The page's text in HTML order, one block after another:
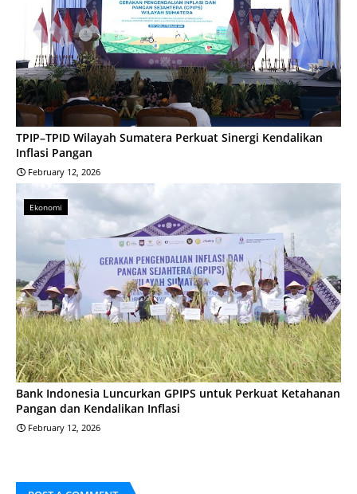
TPIP–TPID Wilayah Sumatera Perkuat Sinergi Kendalikan
Inflasi Pangan
February 12, 2026
Ekonomi
Bank Indonesia Luncurkan GPIPS untuk Perkuat Ketahanan
Pangan dan Kendalikan Inflasi
February 12, 2026